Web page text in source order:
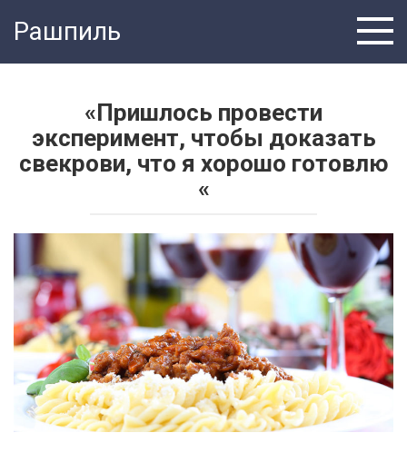
Рашпиль
«Пришлось провести
эксперимент, чтобы доказать
свекрови, что я хорошо готовлю
«